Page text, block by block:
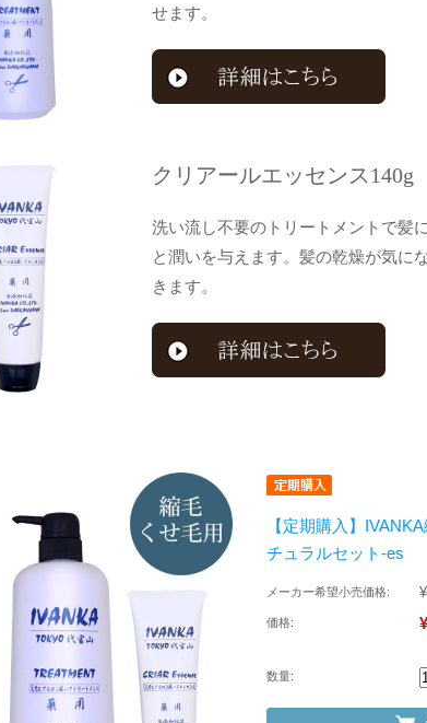
せます。
クリアールエッセンス140g
洗い流し不要のトリートメントで髪
と潤いを与えます。髪の乾燥が気に
きます。
【定期購入】
チュラルセット-es
メーカー希望小売価格:
価格:
数量: